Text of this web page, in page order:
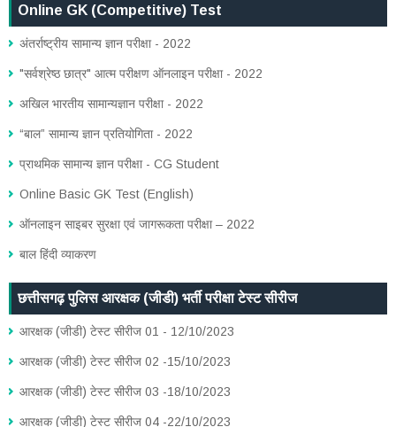
Online GK (Competitive) Test
अंतर्राष्ट्रीय सामान्य ज्ञान परीक्षा - 2022
"सर्वश्रेष्ठ छात्र" आत्म परीक्षण ऑनलाइन परीक्षा - 2022
अखिल भारतीय सामान्यज्ञान परीक्षा - 2022
“बाल” सामान्य ज्ञान प्रतियोगिता - 2022
प्राथमिक सामान्य ज्ञान परीक्षा - CG Student
Online Basic GK Test (English)
ऑनलाइन साइबर सुरक्षा एवं जागरूकता परीक्षा – 2022
बाल हिंदी व्याकरण
छत्तीसगढ़ पुलिस आरक्षक (जीडी) भर्ती परीक्षा टेस्ट सीरीज
आरक्षक (जीडी) टेस्ट सीरीज 01 - 12/10/2023
आरक्षक (जीडी) टेस्ट सीरीज 02 -15/10/2023
आरक्षक (जीडी) टेस्ट सीरीज 03 -18/10/2023
आरक्षक (जीडी) टेस्ट सीरीज 04 -22/10/2023